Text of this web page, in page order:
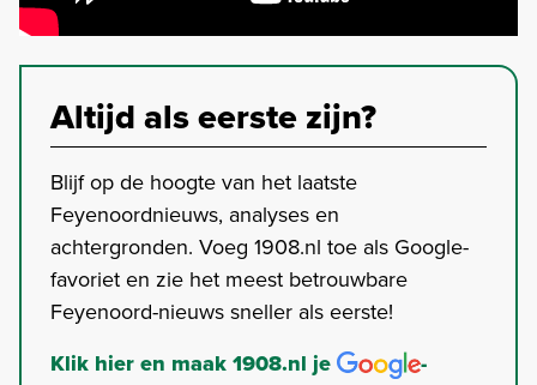
Altijd als eerste zijn?
Blijf op de hoogte van het laatste
Feyenoordnieuws, analyses en
achtergronden. Voeg 1908.nl toe als Google-
favoriet en zie het meest betrouwbare
Feyenoord-nieuws sneller als eerste!
Klik hier en maak 1908.nl je
-